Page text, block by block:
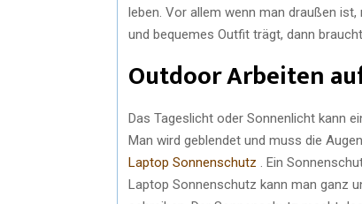
leben. Vor allem wenn man draußen
und bequemes Outfit trägt, dann
Outdoor Arbeiten
Das Tageslicht oder Sonnenlicht kann
Man wird geblendet und muss die
Laptop Sonnenschutz
. Ein
Laptop Sonnenschutz kann man ganz